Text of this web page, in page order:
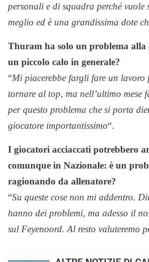
personali e di squadra perché vuole
meglio ed è una grandissima dote
Thuram ha solo un problema alla
un piccolo calo in generale?
“Mi piacerebbe fargli fare un lavoro
tornare al top, ma nell’ultimo mese
per questo problema che si porta
giocatore importantissimo“.
I giocatori acciaccati potrebbero
comunque in Nazionale: è un
ragionando da allenatore?
“Su queste cose non mi addentro.
hanno dei problemi, ma adesso il
sul Feyenoord. Al resto valuteremo